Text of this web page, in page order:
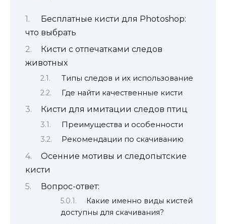
Бесплатные кисти для Photoshop:
что выбрать
Кисти с отпечатками следов
животных
Типы следов и их использование
Где найти качественные кисти
Кисти для имитации следов птиц
Преимущества и особенности
Рекомендации по скачиванию
Осенние мотивы и следопытские
кисти
Вопрос-ответ:
Какие именно виды кистей
доступны для скачивания?